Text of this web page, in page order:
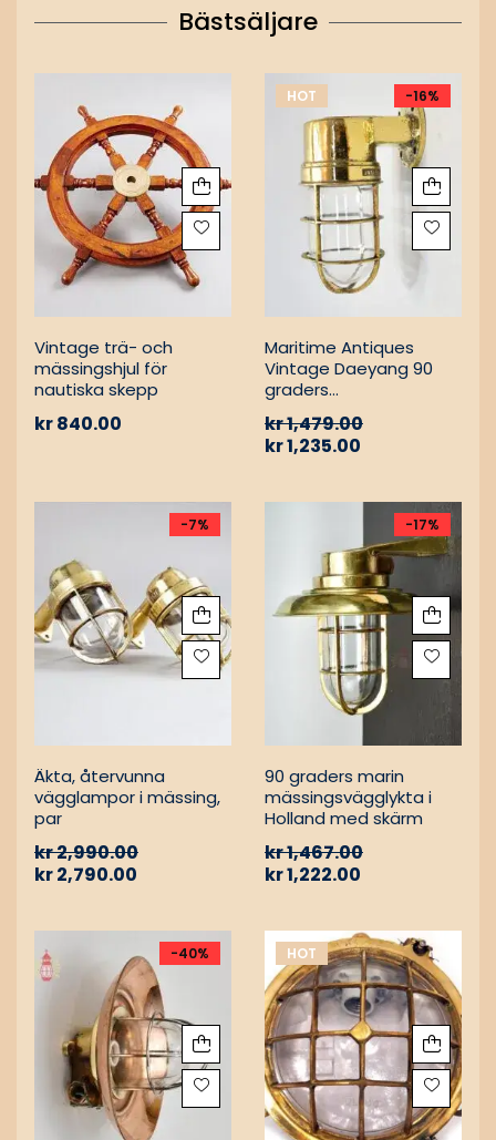
Bästsäljare
Vintage trä- och
mässingshjul för
nautiska skepp
kr840.00
HOT -16%
Maritime Antiques
Vintage Daeyang 90
graders
kr1,479.00
kr1,235.00
-7%
Äkta, återvunna
vägglampor i mässing,
par
kr2,990.00
kr2,790.00
-17%
90 graders marin
mässingsvägglykta i
Holland med skärm
kr1,467.00
kr1,222.00
-40% HOT